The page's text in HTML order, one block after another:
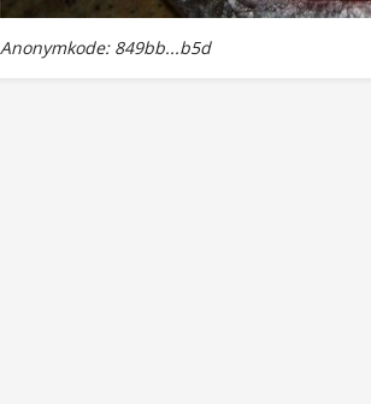
Anonymkode: 849bb...b5d